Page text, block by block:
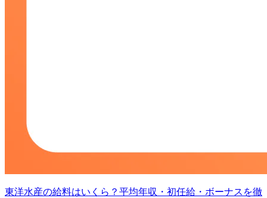
東洋水産の給料はいくら？平均年収・初任給・ボーナスを徹